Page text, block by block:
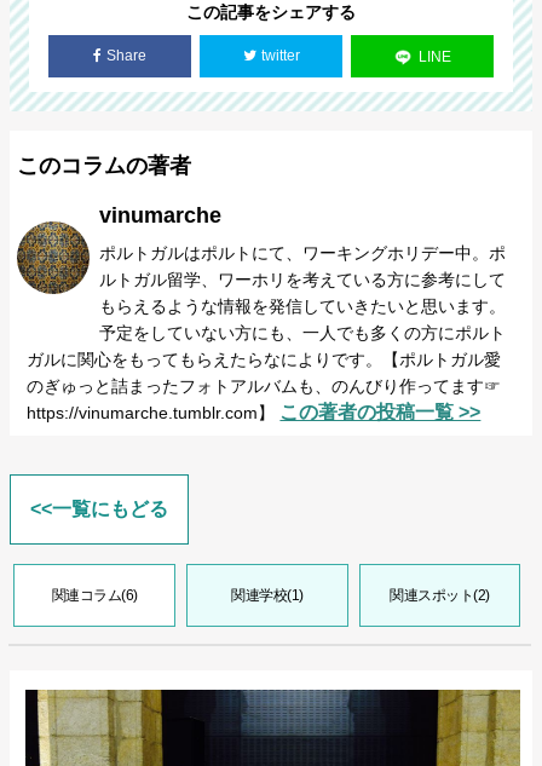
この記事をシェアする
Share twitter LINE
このコラムの著者
vinumarche
ポルトガルはポルトにて、ワーキングホリデー中。ポ
ルトガル留学、ワーホリを考えている方に参考にして
もらえるような情報を発信していきたいと思います。
予定をしていない方にも、一人でも多くの方にポルト
ガルに関心をもってもらえたらなによりです。【ポルトガル愛
のぎゅっと詰まったフォトアルバムも、のんびり作ってます☞
https://vinumarche.tumblr.com】
この著者の投稿一覧 >>
<<一覧にもどる
関連コラム(6) 関連学校(1) 関連スポット(2)